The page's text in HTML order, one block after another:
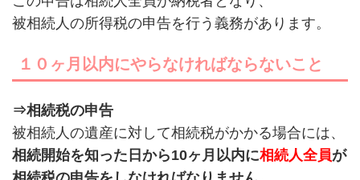
被相続人の所得税の申告を行う義務があります。
１０ヶ月以内にやらなければならないこと
⇒相続税の申告
被相続人の遺産に対して相続税がかかる場合には、
相続開始を知った日から10ヶ月以内に相続人全員が